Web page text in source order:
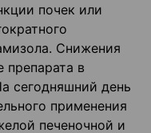
почек или
Снижения
препарата в
сегодняшний день
применения
печеночной и